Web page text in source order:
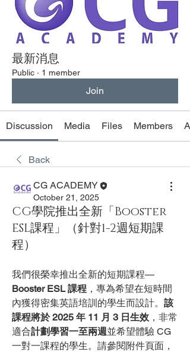
最新消息
Public · 1 member
Join
Discussion Media Files Members
Back
CG ACADEMY
October 21, 2025
CG學院推出全新「Booster
ESL課程」（針對1-2週短期課
程）
我們很榮幸推出全新的短期課程—
Booster ESL 課程 ，專為希望在短時間
內獲得密集英語培訓的學生而設計。 該
課程將於 2025 年 11 月 3 日生效 ，非常
適合計劃學習一至兩週並希望體驗 CG
一對一課程的學生。請參閱附件頁面，